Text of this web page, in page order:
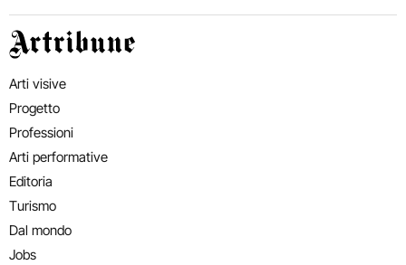
Artribune
Arti visive
Progetto
Professioni
Arti performative
Editoria
Turismo
Dal mondo
Jobs